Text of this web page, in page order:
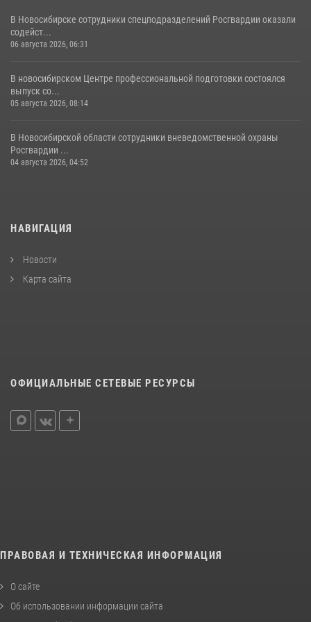
В Новосибирске сотрудники спецподразделений Росгвардии оказали
содейст...
06 августа 2026, 06:31
В новосибирском Центре профессиональной подготовки состоялся
выпуск со...
05 августа 2026, 08:14
В Новосибирской области сотрудники вневедомственной охраны
Росгвардии ...
04 августа 2026, 04:52
НАВИГАЦИЯ
Новости
Карта сайта
ОФИЦИАЛЬНЫЕ СЕТЕВЫЕ РЕСУРСЫ
ПРАВОВАЯ И ТЕХНИЧЕСКАЯ ИНФОРМАЦИЯ
О сайте
Об использовании информации сайта